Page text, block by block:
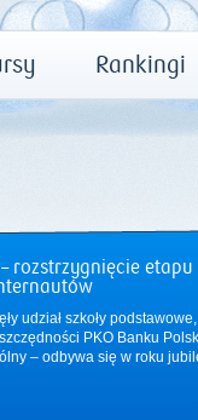
Rankingi
– rozstrzygnięcie
udział szkoły
PKO Banku
– odbywa się w roku